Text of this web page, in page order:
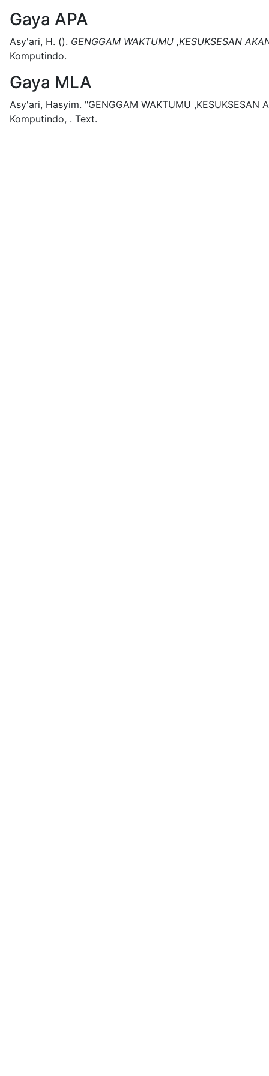
Gaya APA
Asy'ari, H. (). GENGGAM WAKTUMU ,KESUKSESAN
Komputindo.
Gaya MLA
Asy'ari, Hasyim. "GENGGAM WAKTUMU ,KESUKSESAN
Komputindo, . Text.